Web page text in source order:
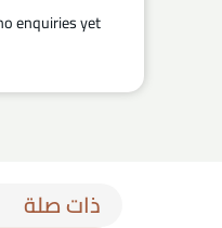
enquiries yet.
ذات صلة